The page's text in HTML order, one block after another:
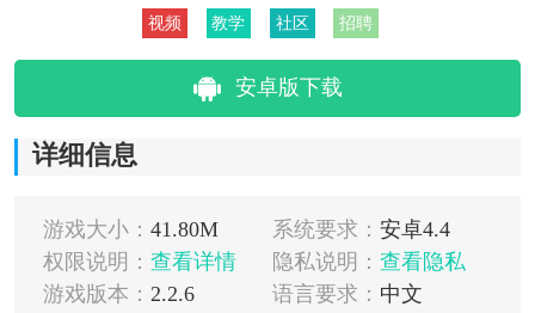
视频 教学 社区 招聘
安卓版下载
详细信息
游戏大小： 41.80M 系统要求： 安卓4.4
权限说明： 查看详情 隐私说明： 查看隐私
游戏版本： 2.2.6 语言要求： 中文